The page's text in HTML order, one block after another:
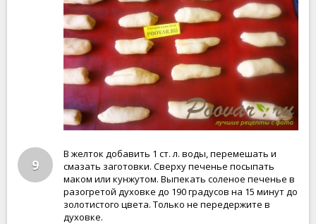
9
В желток добавить 1 ст. л. воды, перемешать и
смазать заготовки. Сверху печенье посыпать
маком или кунжутом. Выпекать соленое печенье в
разогретой духовке до 190 градусов на 15 минут до
золотистого цвета. Только не передержите в
духовке.